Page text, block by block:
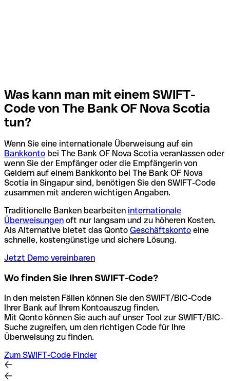
Was kann man mit einem SWIFT-
Code von The Bank OF Nova Scotia
tun?
Wenn Sie eine internationale Überweisung auf ein
Bankkonto bei The Bank OF Nova Scotia veranlassen oder
wenn Sie der Empfänger oder die Empfängerin von
Geldern auf einem Bankkonto bei The Bank OF Nova
Scotia in Singapur sind, benötigen Sie den SWIFT-Code
zusammen mit anderen wichtigen Angaben.
Traditionelle Banken bearbeiten internationale
Überweisungen oft nur langsam und zu höheren Kosten.
Als Alternative bietet das Qonto Geschäftskonto eine
schnelle, kostengünstige und sichere Lösung.
Jetzt Demo vereinbaren
Wo finden Sie Ihren SWIFT-Code?
In den meisten Fällen können Sie den SWIFT/BIC-Code
Ihrer Bank auf Ihrem Kontoauszug finden.
Mit Qonto können Sie auch auf unser Tool zur SWIFT/BIC-
Suche zugreifen, um den richtigen Code für Ihre
Überweisung zu finden.
Zum SWIFT-Code Finder